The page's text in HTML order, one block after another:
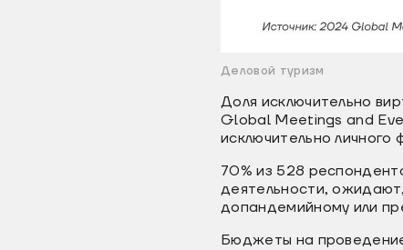
Деловой туризм
Доля исключительно
Global Meetings and
исключительно
70% из 528
деятельности,
допандемийному или
Бюджеты на проведение